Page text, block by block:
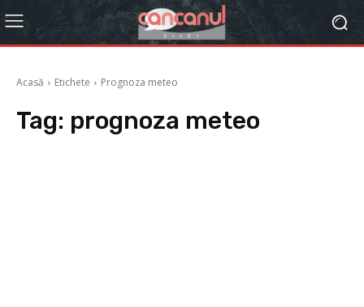
Acasă Etichete Prognoza meteo
Tag: prognoza meteo